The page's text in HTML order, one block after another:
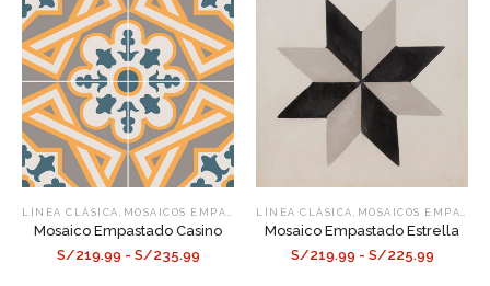
LÍNEA CLÁSICA MOSAICOS EMPASTADOS
Mosaico Empastado Casino
S/219.99 - S/235.99
LÍNEA CLÁSICA MOSAICOS EMPASTADOS
Mosaico Empastado Estrella
S/219.99 - S/225.99